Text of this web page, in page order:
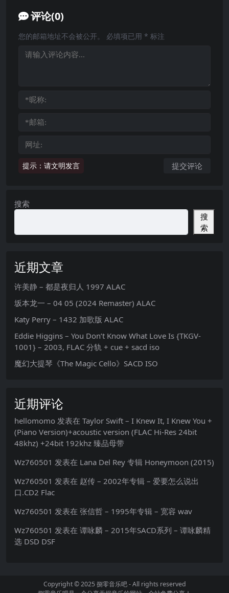
评论(0)
提示：请文明发言
您的邮箱地址不会被公开。 必填项已用 * 标注
搜索
搜
索
近期文章
许美静 – 都是夜归人 1997 ALAC
坂本龙一 – 04 05 (2024 Remaster) ALAC
Katy Perry – 1432 加歌版 ALAC
Eddie Higgins – You Don’t Know What Love Is {TKGV-
1001} – 2003, FLAC 分轨 + cue + sacd iso
魔幻大提琴《The Magic Cello》SACD ISO
近期评论
hellomomo 发表在 Taylor Swift – I Knew It, I Knew You +
(Piano Version)+acoustic version (FLAC Hi-Res 24bit
48khz) +24bit 192khz 臻品母带
Wz760501 发表在 Lana Del Rey 专辑 Honeymoon (2015)
Wz760501 发表在 赵传 – 2002年专辑 – 爱要怎么说出
口.CD2 Flac
Wz760501 发表在 张信哲 – 1995年专辑 – 宽容 wav
Wz760501 发表在 谭咏麟 – 2015年SACD系列 – 谭咏麟精
选 DSD DSF
Copyright © 2025捌零音乐吧- All rights reserved